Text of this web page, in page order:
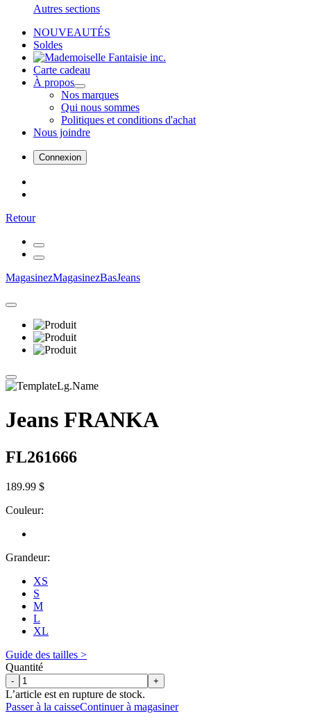
Autres sections
NOUVEAUTÉS
Soldes
Carte cadeau
À propos
Nos marques
Qui nous sommes
Politiques et conditions d'achat
Nous joindre
Connexion
Retour
MagasinezMagasinezBasJeans
Jeans FRANKA
FL261666
189.99 $
Couleur:
Grandeur:
XS
S
M
L
XL
Guide des tailles >
Quantité
- +
L’article est en rupture de stock.
Passer à la caisseContinuer à magasiner